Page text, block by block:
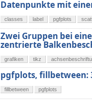
Datenpunkte mit
classes label pgfplots
Zwei Gruppen bei
zentrierte
grafiken tikz
pgfplots, fillbetween:
fillbetween pgfplots